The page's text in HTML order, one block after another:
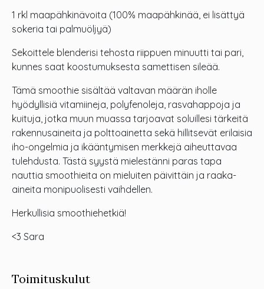
1 rkl maapähkinävoita (100% maapähkinää, ei lisättyä
sokeria tai palmuöljyä)
Sekoittele blenderisi tehosta riippuen minuutti tai pari,
kunnes saat koostumuksesta samettisen sileää.
Tämä smoothie sisältää valtavan määrän iholle
hyödyllisiä vitamiineja, polyfenoleja, rasvahappoja ja
kuituja, jotka muun muassa tarjoavat soluillesi tärkeitä
rakennusaineita ja polttoainetta sekä hillitsevät erilaisia
iho-ongelmia ja ikääntymisen merkkejä aiheuttavaa
tulehdusta. Tästä syystä mielestänni paras tapa
nauttia smoothieita on mieluiten päivittäin ja raaka-
aineita monipuolisesti vaihdellen.
Herkullisia smoothiehetkiä!
<3 Sara
Toimituskulut